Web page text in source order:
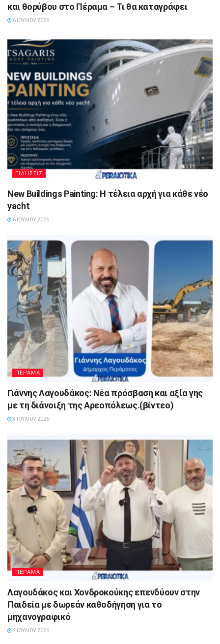
και θορύβου στο Πέραμα – Τι θα καταγράφει
6 ΙΟΥΛΊΟΥ, 2026
ΕΙΔΗΣΕΙΣ
New Buildings Painting: Η τέλεια αρχή για κάθε νέο
yacht
6 ΙΟΥΛΊΟΥ, 2026
ΠΕΡΑΜΑ
Γιάννης Λαγουδάκος: Νέα πρόσβαση και αξία γης
με τη διάνοιξη της Αρεοπόλεως.(βίντεο)
3 ΙΟΥΛΊΟΥ, 2026
ΠΕΡΑΜΑ
Λαγουδάκος και Χονδροκούκης επενδύουν στην
Παιδεία με δωρεάν καθοδήγηση για το
μηχανογραφικό
2 ΙΟΥΛΊΟΥ, 2026